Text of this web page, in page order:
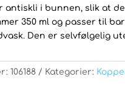
antiskli i bunnen, slik at
350 ml og passer til
Den er selvfølgelig
106188 Kategorier: